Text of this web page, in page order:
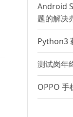
Android
题的解决
Python3
测试岗年
OPPO 手